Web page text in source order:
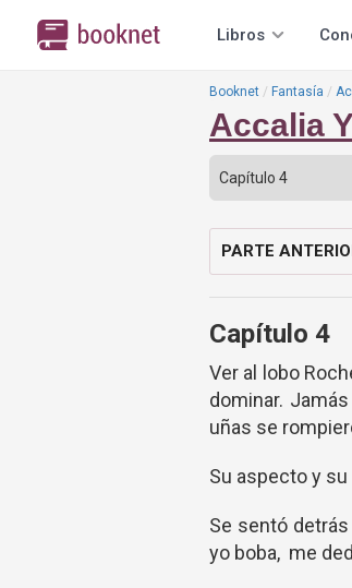
Libros
Booknet Fantasía
Accalia
PARTE
Capítulo 4
Ver al lobo
dominar.
uñas se
Su aspecto y
Se sentó
yo boba, me